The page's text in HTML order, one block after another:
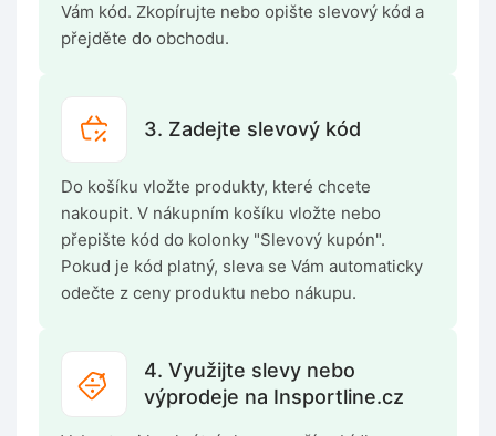
Vám kód. Zkopírujte nebo opište slevový kód a
přejděte do obchodu.
3. Zadejte slevový kód
Do košíku vložte produkty, které chcete
nakoupit. V nákupním košíku vložte nebo
přepište kód do kolonky "Slevový kupón".
Pokud je kód platný, sleva se Vám automaticky
odečte z ceny produktu nebo nákupu.
4. Využijte slevy nebo
výprodeje na Insportline.cz